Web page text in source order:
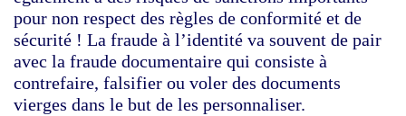
pour non respect des règles de conformité et de
sécurité ! La fraude à l’identité va souvent de pair
avec la fraude documentaire qui consiste à
contrefaire, falsifier ou voler des documents
vierges dans le but de les personnaliser.